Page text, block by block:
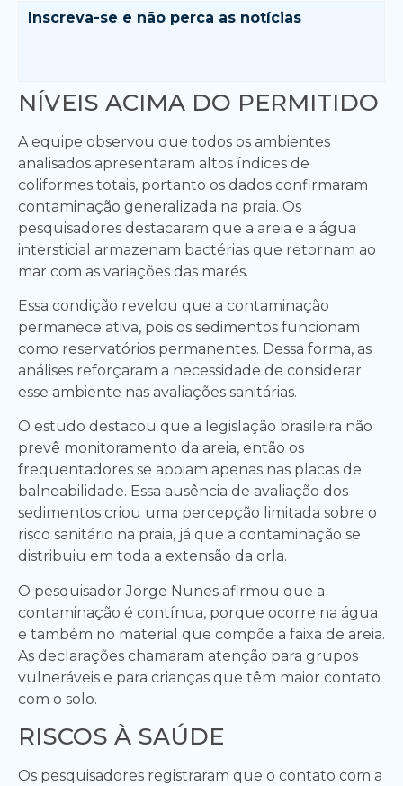
Inscreva-se e não perca as notícias
NÍVEIS ACIMA DO PERMITIDO
A equipe observou que todos os ambientes
analisados apresentaram altos índices de
coliformes totais, portanto os dados confirmaram
contaminação generalizada na praia. Os
pesquisadores destacaram que a areia e a água
intersticial armazenam bactérias que retornam ao
mar com as variações das marés.
Essa condição revelou que a contaminação
permanece ativa, pois os sedimentos funcionam
como reservatórios permanentes. Dessa forma, as
análises reforçaram a necessidade de considerar
esse ambiente nas avaliações sanitárias.
O estudo destacou que a legislação brasileira não
prevê monitoramento da areia, então os
frequentadores se apoiam apenas nas placas de
balneabilidade. Essa ausência de avaliação dos
sedimentos criou uma percepção limitada sobre o
risco sanitário na praia, já que a contaminação se
distribuiu em toda a extensão da orla.
O pesquisador Jorge Nunes afirmou que a
contaminação é contínua, porque ocorre na água
e também no material que compõe a faixa de areia.
As declarações chamaram atenção para grupos
vulneráveis e para crianças que têm maior contato
com o solo.
RISCOS À SAÚDE
Os pesquisadores registraram que o contato com a